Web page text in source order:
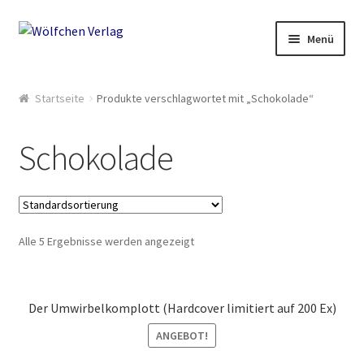
Zur
Springe
Menü
AGB
Anthologien
Ausschreibung Erotik-Furry-Artbook
Ausschreibungen für 2018
Startseite Produkte verschlagwortet mit „Schokolade“
Schokolade
Alle 5 Ergebnisse werden angezeigt
Der Umwirbelkomplott (Hardcover limitiert auf 200 Ex)
ANGEBOT!